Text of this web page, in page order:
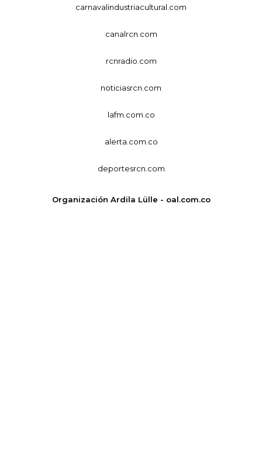
carnavalindustriacultural.com
canalrcn.com
rcnradio.com
noticiasrcn.com
lafm.com.co
alerta.com.co
deportesrcn.com
Organización Ardila Lülle - oal.com.co